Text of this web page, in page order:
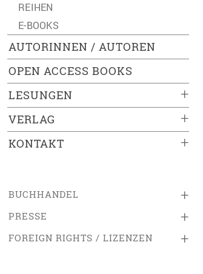
REIHEN
E-BOOKS
AUTORINNEN / AUTOREN
OPEN ACCESS BOOKS
+
LESUNGEN
+
VERLAG
+
KONTAKT
+
BUCHHANDEL
+
PRESSE
+
FOREIGN RIGHTS / LIZENZEN